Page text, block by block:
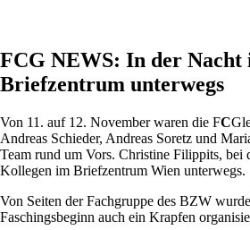
FCG NEWS: In der Nacht
Briefzentrum unterwegs
Von 11. auf 12. November waren die FC
Andreas Schieder, Andreas Soretz und
Team rund um Vors. Christine Filippits, bei
Kollegen im Briefzentrum Wien unterwegs.
Von Seiten der Fachgruppe des BZW
Faschingsbeginn auch ein Krapfen